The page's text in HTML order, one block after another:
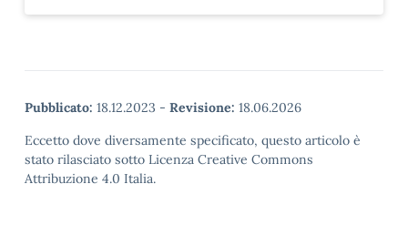
Pubblicato: 18.12.2023 - Revisione: 18.06.2026
Eccetto dove diversamente specificato, questo articolo è
stato rilasciato sotto Licenza Creative Commons
Attribuzione 4.0 Italia.